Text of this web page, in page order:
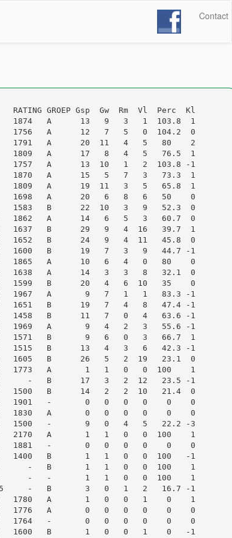
Contact
RATING GROEP Gsp  Gw  Rm  Vl  Perc  Kl
1874   A      13   9   3   1  103.8  1
1756   A      12   7   5   0  104.2  0
1791   A      20  11   4   5   80    2
1809   A      17   8   4   5   76.5  1
A      13  10   1   2  103.8 -1
1870   A      15   5   7   3   73.3  1
1809   A      19  11   3   5   65.8  1
1698   A      20   6   8   6   50    0
1583   B      22  10   3   9   52.3  0
1862   A      14   6   5   3   60.7  0
1637   B      29   9   4  16   39.7  1
1652   B      24   9   4  11   45.8  0
1600   B      19   7   3   9   44.7 -1
1865   A      10   6   4   0   80    0
1638   A      14   3   3   8   32.1  0
1599   B      20   4   6  10   35    0
1967   A       9   7   1   1   83.3 -1
1651   B      19   7   4   8   47.4 -1
1458   B      11   7   0   4   63.6 -1
1969   A       9   4   2   3   55.6 -1
1571   B       9   6   0   3   66.7  1
1515   B      13   4   3   6   42.3 -1
1605   B      26   5   2  19   23.1  0
1773   A       1   1   0   0  100    1
-   B      17   3   2  12   23.5 -1
1500   B      14   2   2  10   21.4  0
1901   -       0   0   0   0    0    0
1830   A       0   0   0   0    0    0
1500   -       9   0   4   5   22.2 -3
2170   A       1   1   0   0  100    1
1881   -       0   0   0   0    0    0
1400   B       1   1   0   0  100   -1
-   B       1   1   0   0  100    1
1      -   -       1   1   0   0  100    1
-   B       3   0   1   2   16.7 -1
1780   A       1   0   0   1    0    1
1776   A       0   0   0   0    0    0
1764   -       0   0   0   0    0    0
1600   B       1   0   0   1    0   -1